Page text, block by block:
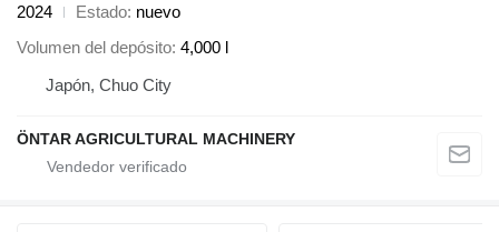
2024
Estado nuevo
Volumen del depósito 4,000 l
Japón, Chuo City
ÖNTAR AGRICULTURAL MACHINERY